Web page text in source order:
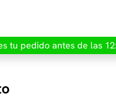
tu pedido antes de las